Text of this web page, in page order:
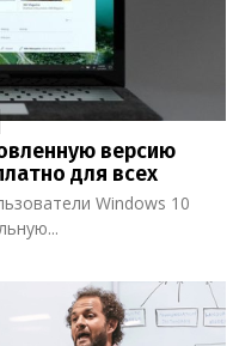
версию
для всех
Windows 10